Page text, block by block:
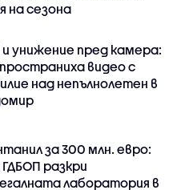
на сезона
и унижение пред камера:
видео с
над непълнолетен в
за 300 млн. евро:
ГДБОП разкри
лаборатория в